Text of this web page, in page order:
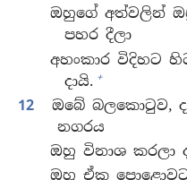
ඔහුගේ අත්වලින්
පහර දීලා
අහංකාර විදිහට
දායි. +
12
ඔබේ බලකොටුව,
නගරය
ඔහු විනාශ කරලා
ඔහු ඒක